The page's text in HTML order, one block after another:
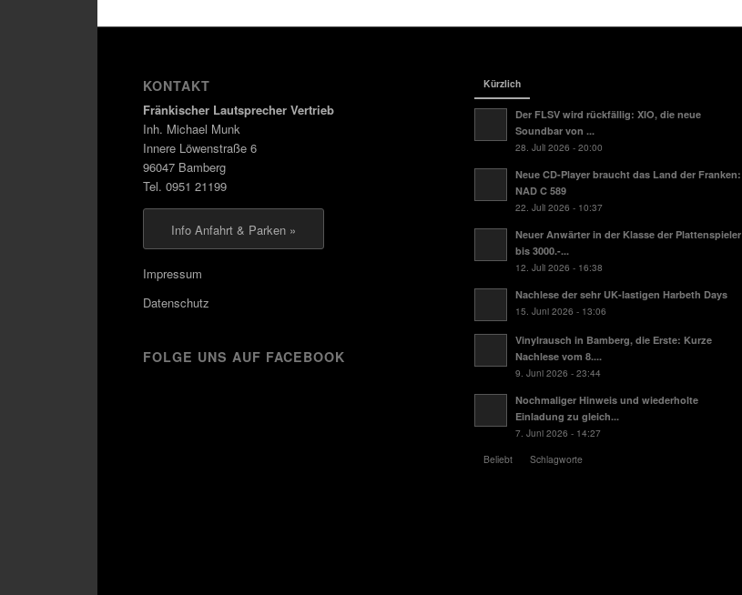
KONTAKT
Fränkischer Lautsprecher Vertrieb
Inh. Michael Munk
Innere Löwenstraße 6
96047 Bamberg
Tel. 0951 21199
Info Anfahrt & Parken »
Impressum
Datenschutz
FOLGE UNS AUF FACEBOOK
Kürzlich
Der FLSV wird rückfällig: XIO, die neue
Soundbar von ...
28. Juli 2026 - 20:00
Neue CD-Player braucht das Land der Franken:
NAD C 589
22. Juli 2026 - 10:37
Neuer Anwärter in der Klasse der Plattenspieler
bis 3000.-...
12. Juli 2026 - 16:38
Nachlese der sehr UK-lastigen Harbeth Days
15. Juni 2026 - 13:06
Vinylrausch in Bamberg, die Erste: Kurze
Nachlese vom 8....
9. Juni 2026 - 23:44
Nochmaliger Hinweis und wiederholte
Einladung zu gleich...
7. Juni 2026 - 14:27
Beliebt
Schlagworte